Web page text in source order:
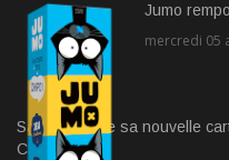
Jumo
mercredi 05
Sandisk lance sa nouvelle
C50 ...